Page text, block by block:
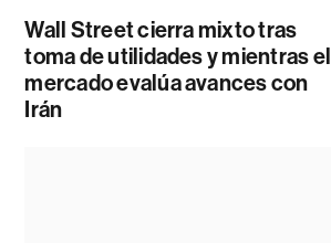
Wall Street cierra mixto tras
toma de utilidades y mientras el
mercado evalúa avances con
Irán